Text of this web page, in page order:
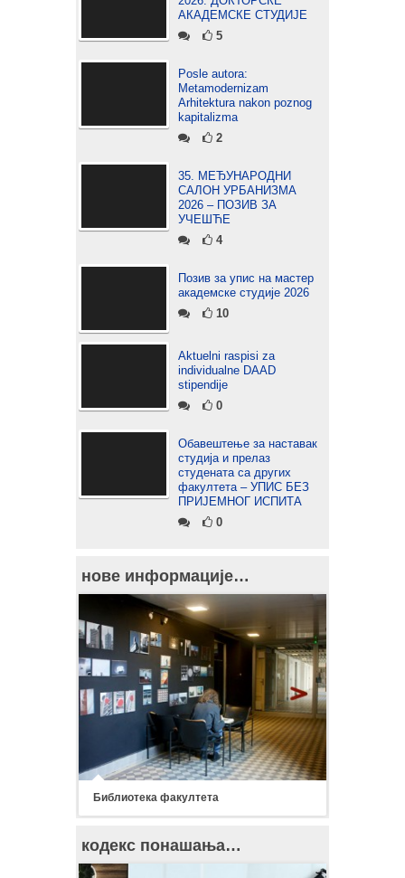
АКАДЕМСКЕ СТУДИЈЕ
5
Posle autora:
Metamodernizam
Arhitektura nakon poznog
kapitalizma
2
35. МЕЂУНАРОДНИ
САЛОН УРБАНИЗМА
2026 – ПОЗИВ ЗА
УЧЕШЋЕ
4
Позив за упис на мастер
академске студије 2026
10
Aktuelni raspisi za
individualne DAAD
stipendije
0
Обавештење за наставак
студија и прелаз
студената са других
факултета – УПИС БЕЗ
ПРИЈЕМНОГ ИСПИТА
0
нове информације…
Библиотека факултета
кодекс понашања…